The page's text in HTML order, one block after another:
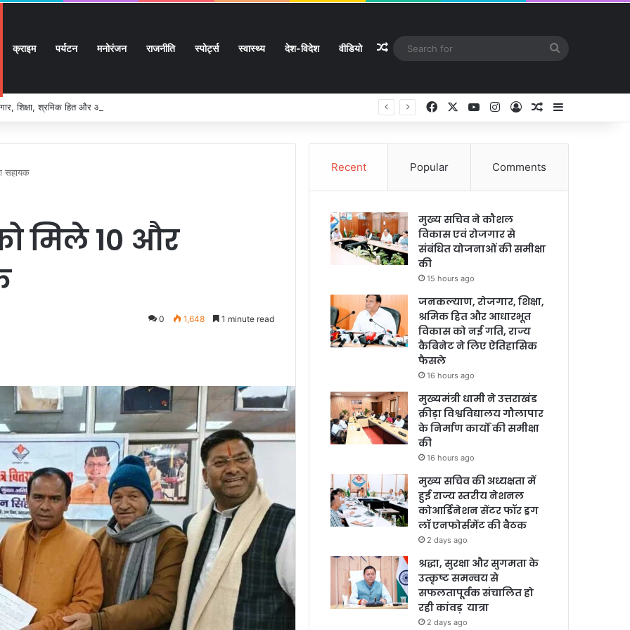
क्राइम पर्यटन मनोरंजन राजनीति स्पोर्ट्स स्वास्थ्य देश-विदेश वीडियो Random Article
शिक्षा, श्रमिक हित और आधारभूत विकास को नई गति, राज्य कैबिनेट ने लिए ऐतिहासिक फैसले Facebook YouTubeInstagram
Log InRandom Article
सहायक
मिले 10 और
0 1,648 1 minute read
Recent Popular Comments
मुख्य सचिव ने कौशल
विकास एवं रोजगार से
संबंधित योजनाओं की समीक्षा
की
15 hours ago
जनकल्याण, रोजगार, शिक्षा,
श्रमिक हित और आधारभूत
विकास को नई गति, राज्य
कैबिनेट ने लिए ऐतिहासिक
फैसले
16 hours ago
मुख्यमंत्री धामी ने उत्तराखंड
क्रीड़ा विश्वविद्यालय गौलापार
के निर्माण कार्यों की समीक्षा
की
16 hours ago
मुख्य सचिव की अध्यक्षता में
हुई राज्य स्तरीय नेशनल
कोआर्डिनेशन सेंटर फॉर ड्रग
लॉ एनफोर्समेंट की बैठक
2 days ago
श्रद्धा, सुरक्षा और सुगमता के
उत्कृष्ट समन्वय से
सफलतापूर्वक संचालित हो
रही कांवड़ यात्रा
2 days ago